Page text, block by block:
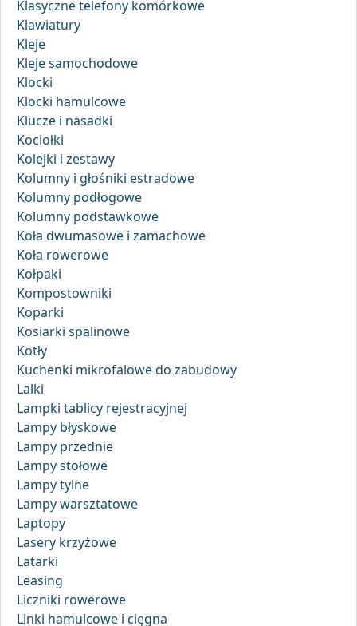
Klasyczne telefony komórkowe
Klawiatury
Kleje
Kleje samochodowe
Klocki
Klocki hamulcowe
Klucze i nasadki
Kociołki
Kolejki i zestawy
Kolumny i głośniki estradowe
Kolumny podłogowe
Kolumny podstawkowe
Koła dwumasowe i zamachowe
Koła rowerowe
Kołpaki
Kompostowniki
Koparki
Kosiarki spalinowe
Kotły
Kuchenki mikrofalowe do zabudowy
Lalki
Lampki tablicy rejestracyjnej
Lampy błyskowe
Lampy przednie
Lampy stołowe
Lampy tylne
Lampy warsztatowe
Laptopy
Lasery krzyżowe
Latarki
Leasing
Liczniki rowerowe
Linki hamulcowe i cięgna